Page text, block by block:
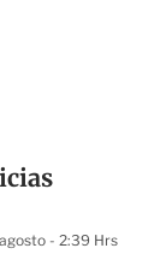
- 2:39 Hrs